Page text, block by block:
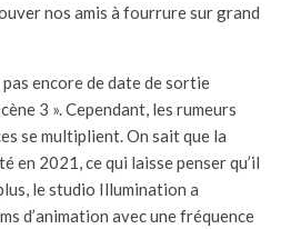
nos amis à fourrure sur grand
pas encore de date de sortie
3 ». Cependant, les rumeurs
se multiplient. On sait que la
en 2021, ce qui laisse penser qu’il
le studio Illumination a
d’animation avec une fréquence